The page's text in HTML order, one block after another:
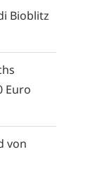
Bioblitz
Euro
von